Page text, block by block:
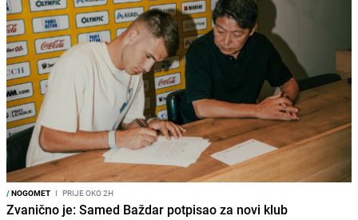
/NOGOMET I PRIJE OKO 2H
Zvanično je: Samed Baždar potpisao za novi klub